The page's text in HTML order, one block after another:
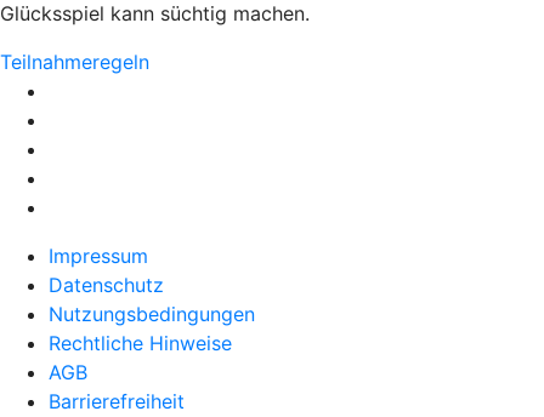
Glücksspiel kann süchtig machen.
Teilnahmeregeln
Impressum
Datenschutz
Nutzungsbedingungen
Rechtliche Hinweise
AGB
Barrierefreiheit